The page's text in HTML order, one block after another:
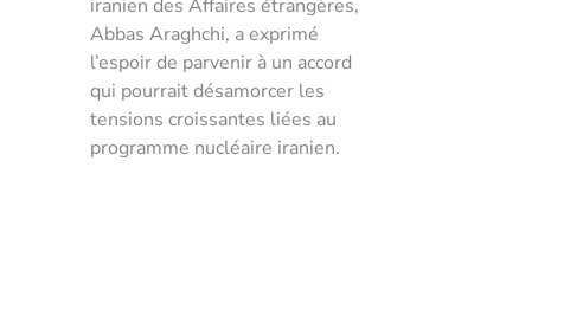
iranien des Affaires étrangères,
Abbas Araghchi, a exprimé
l’espoir de parvenir à un accord
qui pourrait désamorcer les
tensions croissantes liées au
programme nucléaire iranien.